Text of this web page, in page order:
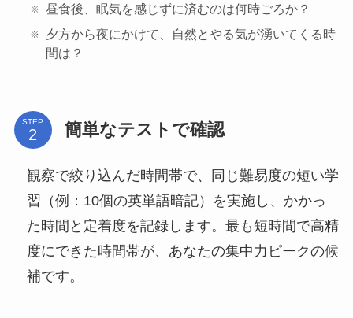
昼食後、眠気を感じずに済むのは何時ごろか？
夕方から夜にかけて、自然とやる気が湧いてくる時
間は？
STEP 簡単なテストで確認
観察で絞り込んだ時間帯で、同じ難易度の短い学
習（例：10個の英単語暗記）を実施し、かかっ
た時間と定着度を記録します。最も短時間で高精
度にできた時間帯が、あなたの集中力ピークの候
補です。